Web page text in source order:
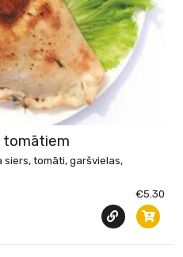
tomātiem
siers, tomāti, garšvielas,
€5.30